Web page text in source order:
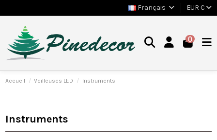
Français EUR €
0
Accueil Veilleuses LED Instruments
Instruments